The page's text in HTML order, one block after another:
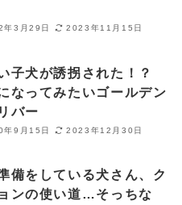
年3月29日 2023年11月15日
子犬が誘拐された！？
なってみたいゴールデン
バー
年9月15日 2023年12月30日
備をしている犬さん、ク
ンの使い道…そっちな